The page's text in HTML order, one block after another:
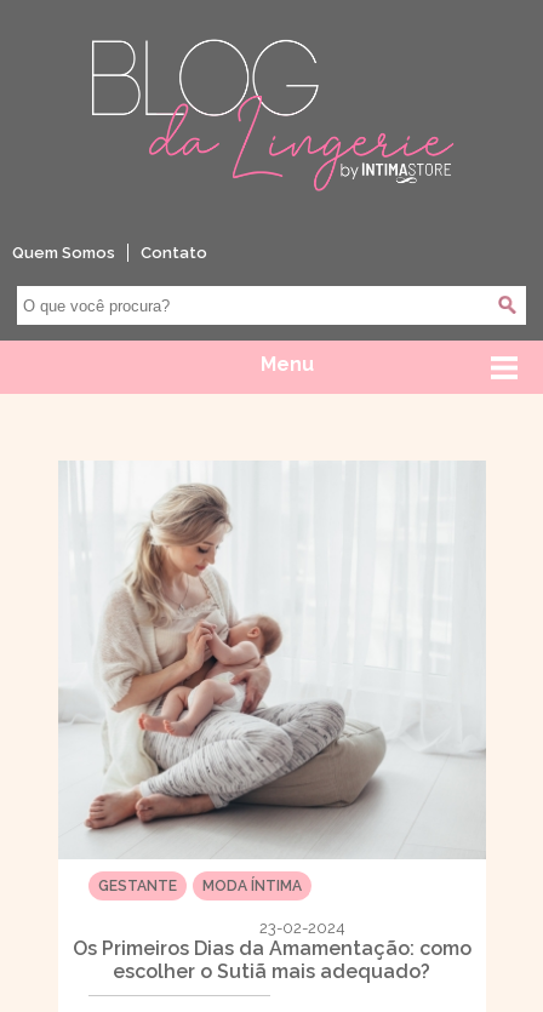
Quem Somos Contato
Menu
GESTANTE MODA ÍNTIMA
23-02-2024
Os Primeiros Dias da Amamentação: como
escolher o Sutiã mais adequado?